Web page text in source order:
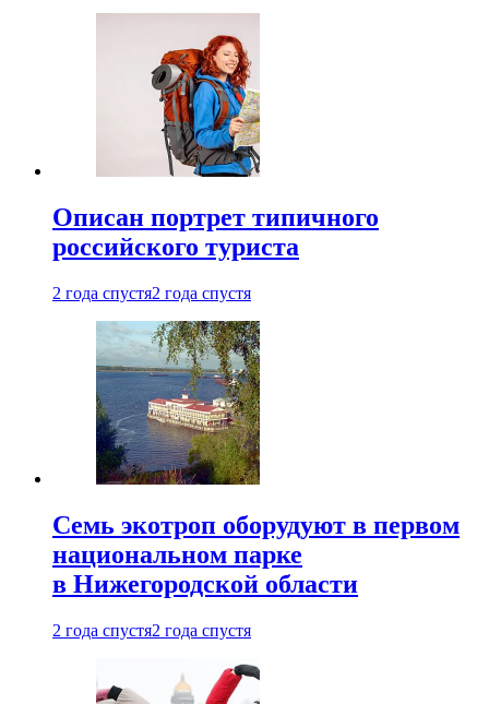
Описан портрет типичного
российского туриста
2 года спустя2 года спустя
Семь экотроп оборудуют в первом
национальном парке
в Нижегородской области
2 года спустя2 года спустя